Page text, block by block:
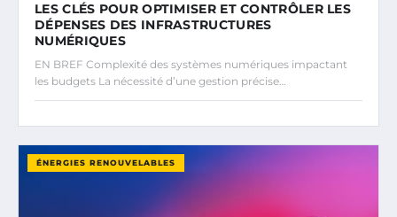
LES CLÉS POUR OPTIMISER ET CONTRÔLER LES
DÉPENSES DES INFRASTRUCTURES
NUMÉRIQUES
EN BREF Complexité des systèmes numériques impactant
les budgets La nécessité d’une gestion précise…
ÉNERGIES RENOUVELABLES